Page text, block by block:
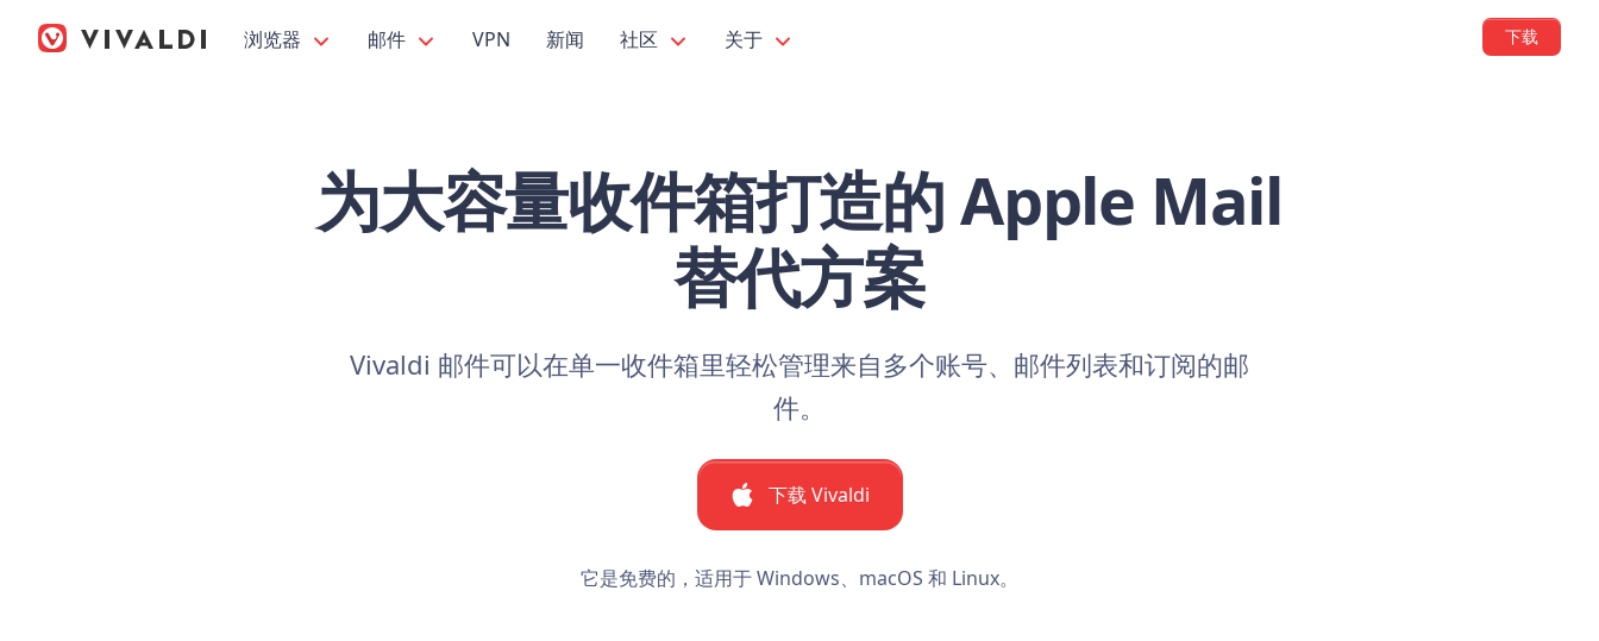
浏览器 邮件 VPN 新闻 社区 关于 下载
为大容量收件箱打造的 Apple Mail
替代方案
Vivaldi 邮件可以在单一收件箱里轻松管理来自多个账号、邮件列表和订阅的邮
件。
下载 Vivaldi
它是免费的，适用于 Windows、macOS 和 Linux。